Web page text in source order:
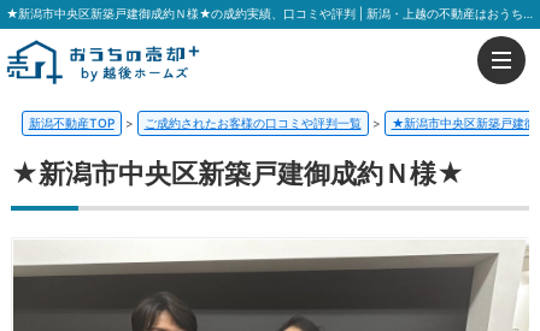
★新潟市中央区新築戸建御成約Ｎ様★の成約実績、口コミや評判 | 新潟・上越の不動産はおうちの売却プラス 越後ホームズ
新潟不動産TOP > ご成約されたお客様の口コミや評判一覧 > ★新潟市中央区新築戸建
★新潟市中央区新築戸建御成約Ｎ様★